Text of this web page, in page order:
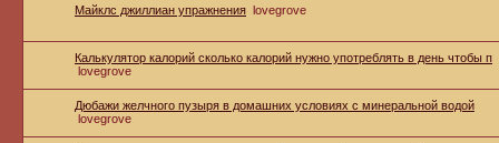
Майклс джиллиан упражнения lovegrove
Калькулятор калорий сколько калорий нужно употреблять в день чтобы п
lovegrove
Дюбажи желчного пузыря в домашних условиях с минеральной водой
lovegrove